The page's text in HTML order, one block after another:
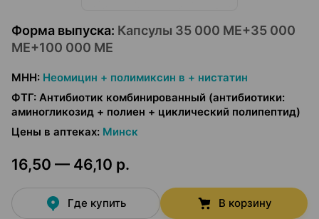
Форма выпуска: Капсулы 35 000 МЕ+35 000
МЕ+100 000 МЕ
МНН: Неомицин + полимиксин в + нистатин
ФТГ: Антибиотик комбинированный (антибиотики:
аминогликозид + полиен + циклический полипептид)
Цены в аптеках: Минск
16,50 — 46,10 р.
Где купить В корзину